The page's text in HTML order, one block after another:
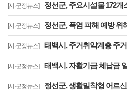
[시·군정뉴스] 정선군, 주요시설물 172
[시·군정뉴스] 정선군, 폭염 피해 예방 위
[시·군정뉴스] 태백시, 주거취약계층 주
[시·군정뉴스] 태백시, 자활기금 체납금
[시·군정뉴스] 정선군, 생활밀착형 어르신 병원